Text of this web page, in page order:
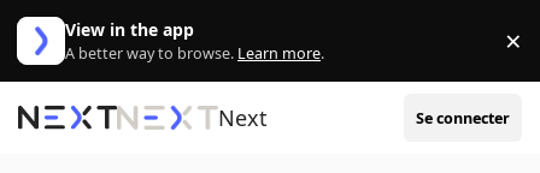
Aller au contenu
View in the app
A better way to browse. Learn more. ×
Next Se connecter